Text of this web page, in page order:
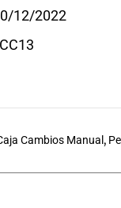
12/2022
Cambios Manual ,